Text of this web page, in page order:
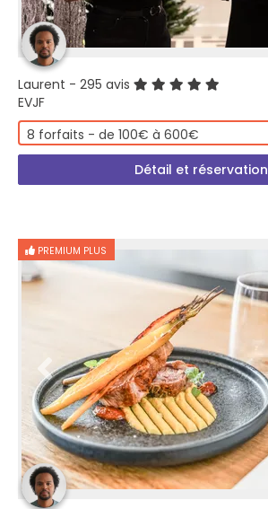
Laurent - 295 avis
EVJF
8 forfaits - de 100€ à 600€
Détail et réservation
PREMIUM PLUS